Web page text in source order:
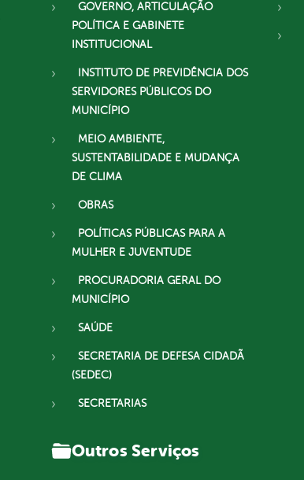
GOVERNO, ARTICULAÇÃO
POLÍTICA E GABINETE
INSTITUCIONAL
INSTITUTO DE PREVIDÊNCIA DOS
SERVIDORES PÚBLICOS DO
MUNICÍPIO
MEIO AMBIENTE,
SUSTENTABILIDADE E MUDANÇA
DE CLIMA
OBRAS
POLÍTICAS PÚBLICAS PARA A
MULHER E JUVENTUDE
PROCURADORIA GERAL DO
MUNICÍPIO
SAÚDE
SECRETARIA DE DEFESA CIDADÃ
(SEDEC)
SECRETARIAS
Outros Serviços